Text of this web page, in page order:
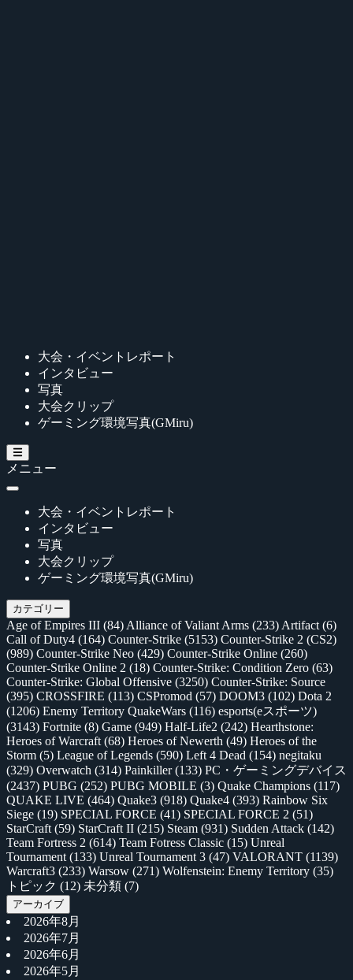
大会・イベントレポート
インタビュー
写真
大会クリップ
ゲーミング環境写真(GMiru)
メニュー
大会・イベントレポート
インタビュー
写真
大会クリップ
ゲーミング環境写真(GMiru)
カテゴリー
Age of Empires III (84) Alliance of Valiant Arms (233) Artifact (6)
Call of Duty4 (164) Counter-Strike (5153) Counter-Strike 2 (CS2)
(989) Counter-Strike Neo (429) Counter-Strike Online (260)
Counter-Strike Online 2 (18) Counter-Strike: Condition Zero (63)
Counter-Strike: Global Offensive (3250) Counter-Strike: Source
(395) CROSSFIRE (113) CSPromod (57) DOOM3 (102) Dota 2
(1206) Enemy Territory QuakeWars (116) esports(eスポーツ)
(3143) Fortnite (8) Game (949) Half-Life2 (242) Hearthstone:
Heroes of Warcraft (68) Heroes of Newerth (49) Heroes of the
Storm (5) League of Legends (590) Left 4 Dead (154) negitaku
(329) Overwatch (314) Painkiller(133) PC・ゲーミングデバイス
(2437) PUBG (252) PUBG MOBILE (3) Quake Champions (117)
QUAKE LIVE (464) Quake3 (918) Quake4 (393) Rainbow Six
Siege (19) SPECIAL FORCE (41) SPECIAL FORCE 2 (51)
StarCraft (59) StarCraft II (215) Steam (931) Sudden Attack (142)
Team Fortress 2 (614) Team Fotress Classic (15) Unreal
Tournament (133) Unreal Tournament 3 (47) VALORANT (1139)
Warcraft3 (233) Warsow (271) Wolfenstein: Enemy Territory (35)
トピック (12) 未分類 (7)
アーカイブ
2026年8月
2026年7月
2026年6月
2026年5月